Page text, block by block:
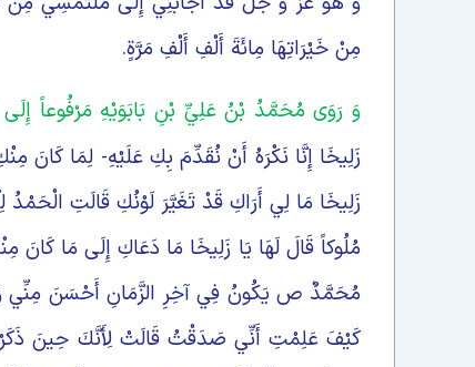
مِنْ خَيْرَاتِهَا مِائَةَ أَلْفِ أَلْفِ مَرَّةٍ.
وَ رَوَى مُحَمَّدُ بْنُ عَلِيِّ بْنِ بَابَوَيْهِ مَرْفُوعاً
زَلِيخَا إِنَّا نَكْرَهُ أَنْ نُقَدِّمَ بِكِ عَلَيْهِ- لِمَا كَانَ
زَلِيخَا مَا لِي أَرَاكِ قَدْ تَغَيَّرَ لَوْنُكِ قَالَتِ
مُلُوكاً قَالَ لَهَا يَا زَلِيخَا مَا دَعَاكِ إِلَى مَا
مُحَمَّدٌ ص يَكُونُ فِي آخِرِ الزَّمَانِ أَحْسَنَ مِنِّي
كَيْفَ عَلِمْتِ أَنِّي‏ صَدَقْتُ قَالَتْ لِأَنَّكَ حِينَ